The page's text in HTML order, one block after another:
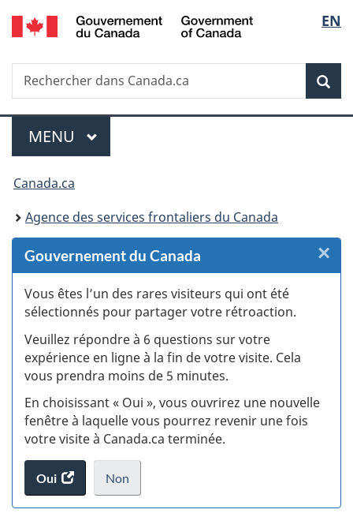
Passer
au
des
Passer
au
principal
Passer
à
Au
du
Passer
à
version
simplifiée
de
la
EN
Recherche
Rechercher
dans
Menu
MENU PRINCIPAL
Vous
êtes
ici :
Canada.ca
Agence des services frontaliers du Canada
Gouvernement du Canada
Vous êtes l’un des rares visiteurs qui ont été
sélectionnés pour partager votre rétroaction.
Veuillez répondre à 6 questions sur votre
expérience en ligne à la fin de votre visite. Cela
vous prendra moins de 5 minutes.
En choisissant « Oui », vous ouvrirez une nouvelle
fenêtre à laquelle vous pourrez revenir une fois
votre visite à Canada.ca terminée.
Oui
accéder
au
Non
je
.
×